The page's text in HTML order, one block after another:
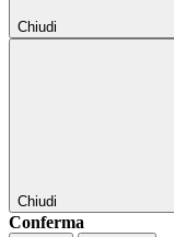
Chiudi
Chiudi
Conferma